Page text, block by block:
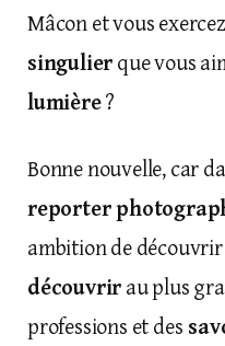
Mâcon et vous
singulier que vous
lumière?
Bonne nouvelle, car
reporter
ambition de
découvrir au plus
professions et des